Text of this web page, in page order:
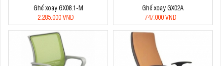
Ghế xoay GX08.1-M
2.285.000 VNĐ
Ghế xoay GX02A
747.000 VNĐ